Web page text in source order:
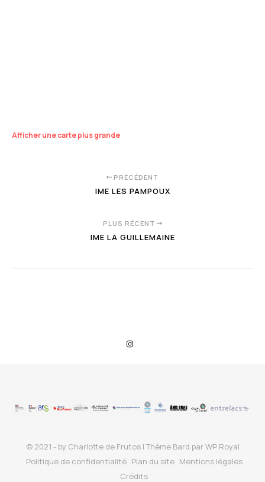
Afficher une carte plus grande
PRÉCÉDENT
IME LES PAMPOUX
PLUS RÉCENT
IME LA GUILLEMAINE
© 2021 - by Charlotte de Frutos |Thème Bard parWP Royal
Politique de confidentialité Plan du site Mentions légales
Crédits